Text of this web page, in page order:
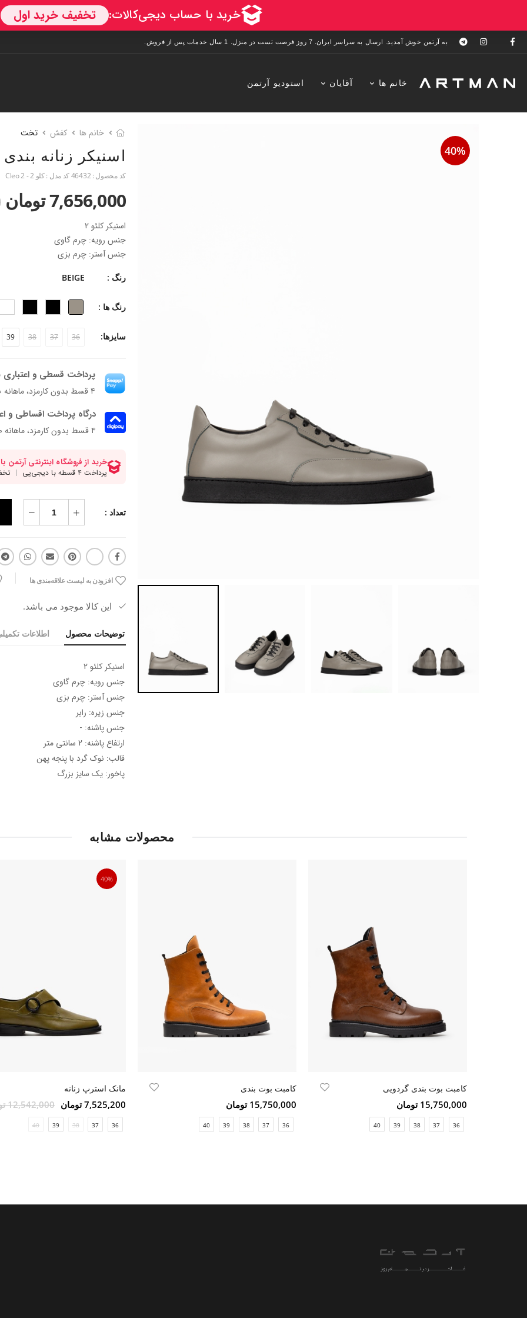
به آرتمن خوش آمدید. ارسال به سراسر ایران. 7 روز فرصت تست در منزل. 1 سال خدمات پس از فروش.
خانم ها آقایان استودیو آرتمن
40%
خانم ها کفش تخت
اسنیکر زنانه بندی
کد محصول : 46432کد مدل :کلو 2 - Cleo 2
7,656,000 تومان
اسنیکر کلئو 2
جنس رویه: چرم گاوی
جنس آستر: چرم بزی
جنس پاشنه: -
قالب: نوک گرد با پنجه پهن
رنگ : BEIGE
رنگ ها :
سایزها: 36
37
38
39
پرداخت قسطی و اعتباری
۴ قسط بدون کارمزد، ماهانه ۱٬۹۱۴٬۰۰۰ تومان
درگاه پرداخت اقساطی و
۴ قسط بدون کارمزد، ماهانه 1,914,000 تومان
تعداد :
افزودن به لیست علاقه‌مندی ها
این کالا موجود می باشد.
توضیحات محصول اطلاعات
اسنیکر کلئو 2
جنس رویه: چرم گاوی
جنس آستر: چرم بزی
جنس زیره: رابر
جنس پاشنه: -
ارتفاع پاشنه: 2 سانتی متر
قالب: نوک گرد با پنجه پهن
پاخور: یک سایز بزرگ
محصولات مشابه
کامبت بوت بندی گردویی
15,750,000 تومان
36
37
38
39
40
کامبت بوت بندی
15,750,000 تومان
36
37
38
39
40
40%
مانک استرپ زنانه
7,525,200 تومان 12,542,000 تومان
36
37
38
39
40